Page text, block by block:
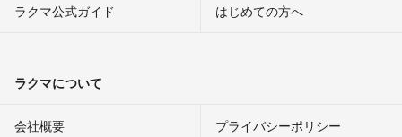
ラクマ公式ガイド はじめての方へ
ラクマについて
会社概要 プライバシーポリシー